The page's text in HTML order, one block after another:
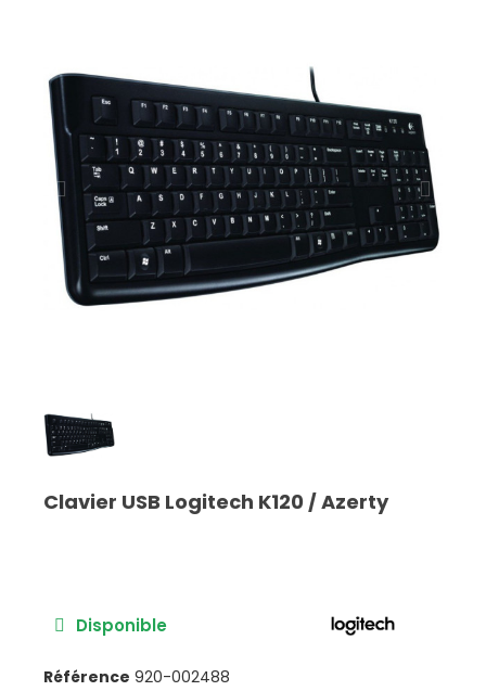
Clavier USB Logitech K120 / Azerty
Disponible
Référence 920-002488